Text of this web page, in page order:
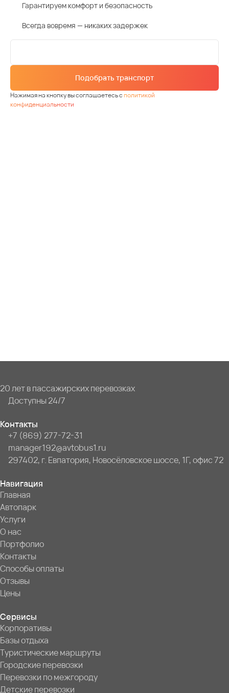
Гарантируем комфорт и безопасность
Всегда вовремя — никаких задержек
Подобрать транспорт
Нажимая на кнопку вы соглашаетесь сполитикой
конфиденциальности
20 лет в пассажирских перевозках
Доступны 24/7
Контакты
+7 (869) 277-72-31
manager192@avtobus1.ru
297402, г. Евпатория, Новосёловское шоссе, 1Г, офис 72
Навигация
Главная
Автопарк
Услуги
О нас
Портфолио
Контакты
Способы оплаты
Отзывы
Цены
Сервисы
Корпоративы
Базы отдыха
Туристические маршруты
Городские перевозки
Перевозки по межгороду
Детские перевозки